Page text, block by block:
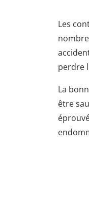
Les
perdre
La
être